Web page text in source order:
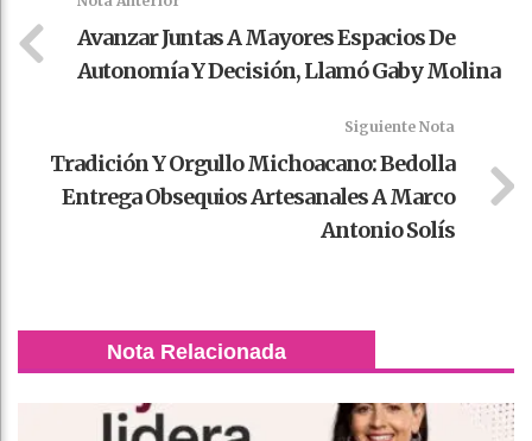
Avanzar Juntas A Mayores Espacios De
Autonomía Y Decisión, Llamó Gaby Molina
Siguiente Nota
Tradición Y Orgullo Michoacano: Bedolla
Entrega Obsequios Artesanales A Marco
Antonio Solís
Nota Relacionada